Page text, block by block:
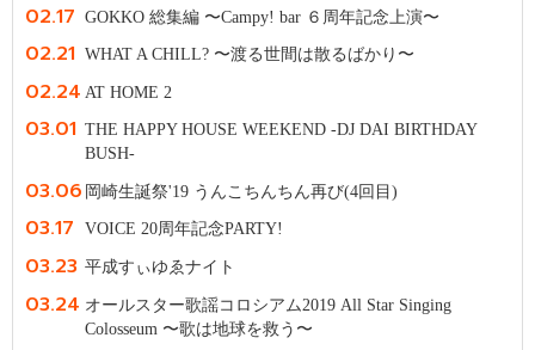
02.17 GOKKO 総集編 〜Campy! bar ６周年記念上演〜
02.21 WHAT A CHILL? 〜渡る世間は散るばかり〜
02.24 AT HOME 2
03.01 THE HAPPY HOUSE WEEKEND -DJ DAI BIRTHDAY
BUSH-
03.06 岡崎生誕祭'19 うんこちんちん再び(4回目)
03.17 VOICE 20周年記念PARTY!
03.23 平成すぃゆゑナイト
03.24 オールスター歌謡コロシアム2019 All Star Singing
Colosseum 〜歌は地球を救う〜